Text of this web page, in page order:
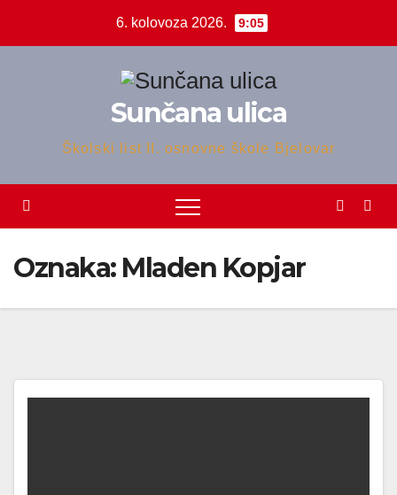
6. kolovoza 2026. 9:05
Sunčana ulica
Školski list II. osnovne škole Bjelovar
Oznaka: Mladen Kopjar